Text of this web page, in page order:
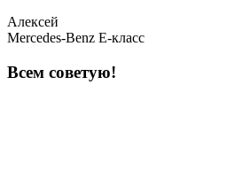
Алексей
Mercedes-Benz E-класс
Всем советую!